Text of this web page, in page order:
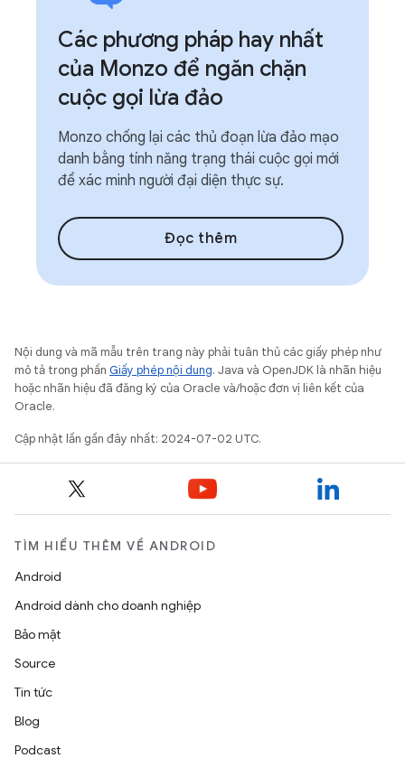
Các phương pháp hay nhất
của Monzo để ngăn chặn
cuộc gọi lừa đảo
Monzo chống lại các thủ đoạn lừa đảo mạo
danh bằng tính năng trạng thái cuộc gọi mới
để xác minh người đại diện thực sự.
Đọc thêm
Nội dung và mã mẫu trên trang này phải tuân thủ các giấy phép như
mô tả trong phần Giấy phép nội dung. Java và OpenJDK là nhãn hiệu
hoặc nhãn hiệu đã đăng ký của Oracle và/hoặc đơn vị liên kết của
Oracle.
Cập nhật lần gần đây nhất: 2024-07-02 UTC.
TÌM HIỂU THÊM VỀ ANDROID
Android
Android dành cho doanh nghiệp
Bảo mật
Source
Tin tức
Blog
Podcast